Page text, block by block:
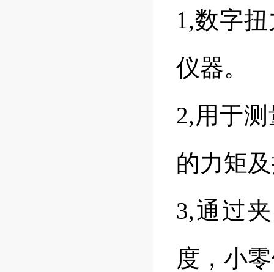
1,数字
仪器。
2,用于
的力矩
3,通过
度，小